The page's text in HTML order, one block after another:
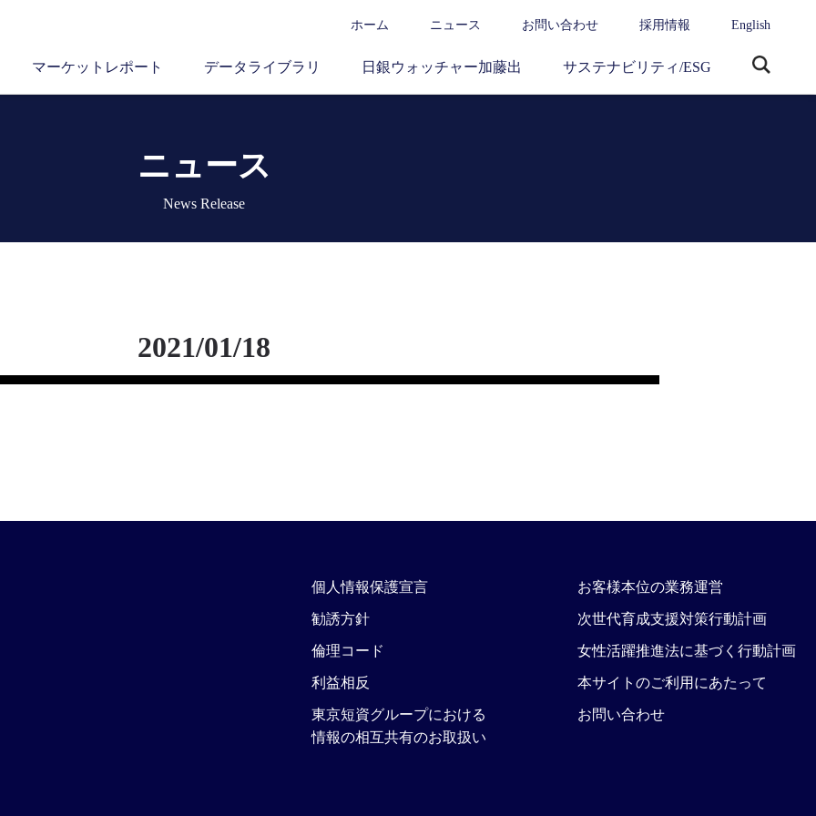
ホーム ニュース お問い合わせ 採用情報 English
マーケットレポート データライブラリ 日銀ウォッチャー加藤出 サステナビリティ/ESG
ニュース
News Release
2021/01/18
個人情報保護宣言
勧誘方針
倫理コード
利益相反
東京短資グループにおける
情報の相互共有のお取扱い
お客様本位の業務運営
次世代育成支援対策行動計画
女性活躍推進法に基づく行動計画
本サイトのご利用にあたって
お問い合わせ